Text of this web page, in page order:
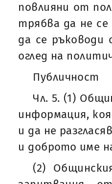
повлияни от
трябва да не
да се
оглед на
Публичност
Чл. 5. (1)
информация,
и да не
и доброто име
(2)